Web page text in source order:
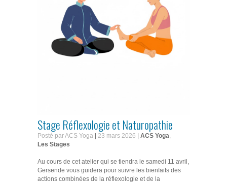
Stage Réflexologie et Naturopathie
Posté par ACS Yoga 23 mars 2026 ACS Yoga,
Les Stages
Au cours de cet atelier qui se tiendra le samedi 11 avril,
Gersende vous guidera pour suivre les bienfaits des
actions combinées de la réflexologie et de la